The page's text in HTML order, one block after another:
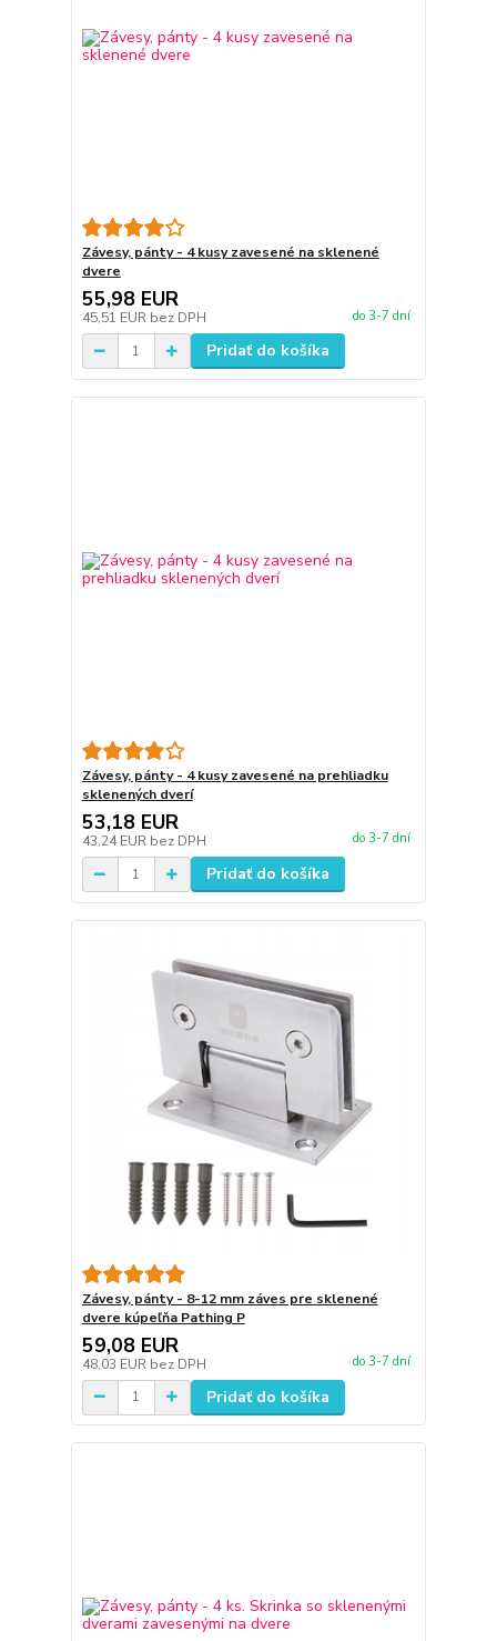
Závesy, pánty - 4 kusy zavesené na sklenené
dvere
55,98 EUR
45,51 EUR bez DPH do 3-7 dní
Pridať do košíka
Závesy, pánty - 4 kusy zavesené na prehliadku
sklenených dverí
53,18 EUR
43,24 EUR bez DPH do 3-7 dní
Pridať do košíka
Závesy, pánty - 8-12 mm záves pre sklenené
dvere kúpeľňa Pathing P
59,08 EUR
48,03 EUR bez DPH do 3-7 dní
Pridať do košíka